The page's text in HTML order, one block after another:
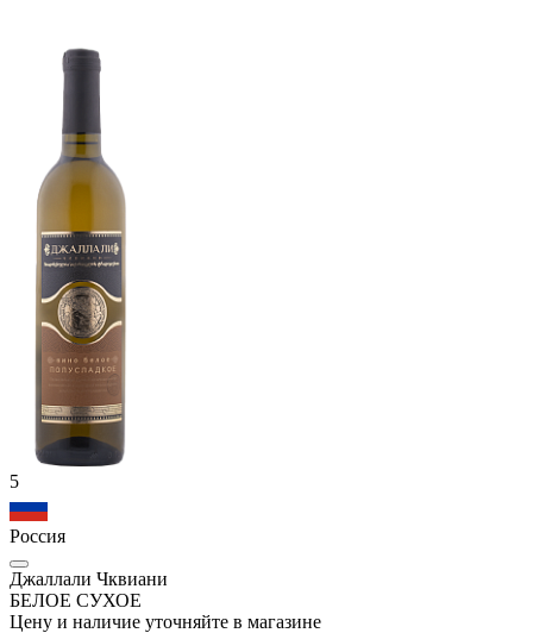
5
Россия
Джаллали Чквиани
БЕЛОЕ СУХОЕ
Цену и наличие уточняйте в магазине